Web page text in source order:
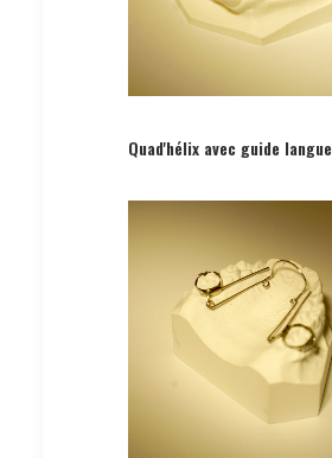
Quad'hélix avec guide langue